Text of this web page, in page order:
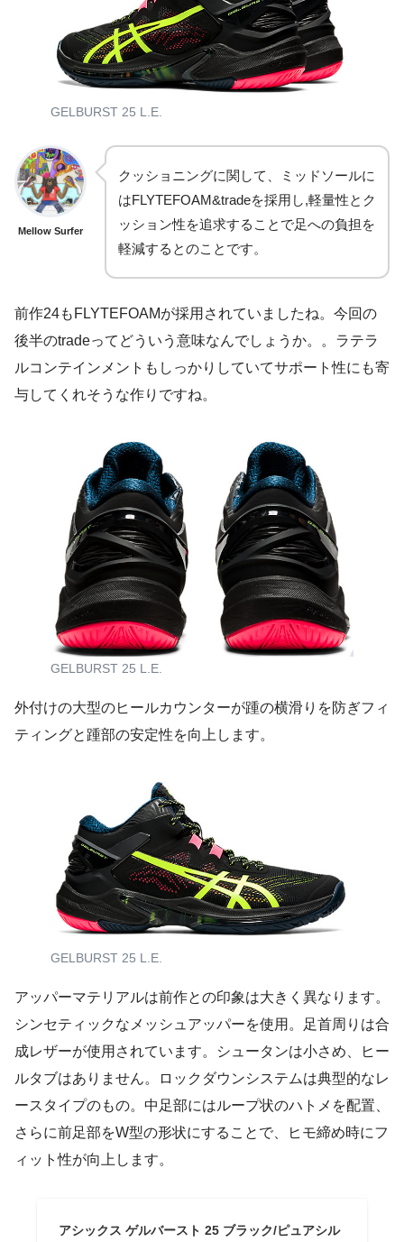
GELBURST 25 L.E.
Mellow Surfer
クッショニングに関して、ミッドソールに
はFLYTEFOAM&tradeを採用し,軽量性とク
ッション性を追求することで足への負担を
軽減するとのことです。
前作24もFLYTEFOAMが採用されていましたね。今回の
後半のtradeってどういう意味なんでしょうか。。ラテラ
ルコンテインメントもしっかりしていてサポート性にも寄
与してくれそうな作りですね。
GELBURST 25 L.E.
外付けの大型のヒールカウンターが踵の横滑りを防ぎフィ
ティングと踵部の安定性を向上します。
GELBURST 25 L.E.
アッパーマテリアルは前作との印象は大きく異なります。
シンセティックなメッシュアッパーを使用。足首周りは合
成レザーが使用されています。シュータンは小さめ、ヒー
ルタブはありません。ロックダウンシステムは典型的なレ
ースタイプのもの。中足部にはループ状のハトメを配置、
さらに前足部をW型の形状にすることで、ヒモ締め時にフ
ィット性が向上します。
アシックス ゲルバースト 25 ブラック/ピュアシル